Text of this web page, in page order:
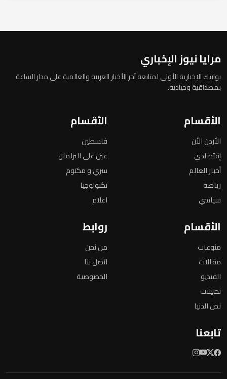
مرايا نيوز الإخباري
بوابتك الإخبارية الأولى لمتابعة آخر الأخبار العربية والعالمية على مدار الساعة
بمصداقية وحيادية.
الأقسام
الأردن الأن
إقتصادي
أخبار العالم
رياضة
سياسي
الأقسام
فلسطين
عين على البرلمان
سري و مكتوم
تكنولوجيا
اعلام
الأقسام
منوعات
مقالات
الفيديو
تحليلات
نص الدنيا
روابط
من نحن
اتصل بنا
الخصوصية
تابعنا